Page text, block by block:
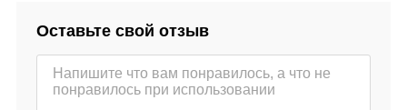
Оставьте свой отзыв